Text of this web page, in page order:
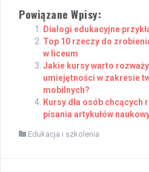
Powiązane Wpisy:
Dialogi edukacyjne
Top 10 rzeczy do
w liceum
Jakie kursy warto
umiejętności w zakresie
mobilnych?
Kursy dla osób chcących
pisania artykułów
Edukacja i szkolenia